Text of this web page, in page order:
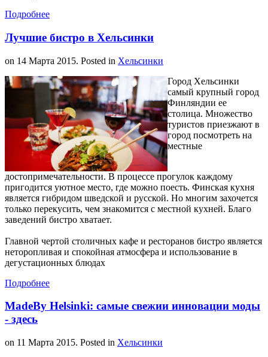
Подробнее
Лучшие бистро в Хельсинки
on 14 Марта 2015. Posted in Хельсинки
Город Хельсинки
самый крупный город
Финляндии ее
столица. Множество
туристов приезжают в
город посмотреть на
местные
достопримечательности. В процессе прогулок каждому
пригодится уютное место, где можно поесть. Финская кухня
является гибридом шведской и русской. Но многим захочется
только перекусить, чем знакомится с местной кухней. Благо
заведений бистро хватает.
Главной чертой столичных кафе и ресторанов бистро является
неторопливая и спокойная атмосфера и использование в
дегустационных блюдах
Подробнее
MadeBy Helsinki: самые свежии инновации моды
- здесь
on 11 Марта 2015. Posted in Хельсинки